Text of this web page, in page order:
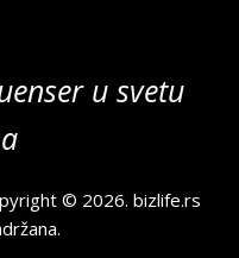
u svetu
© 2026.bizlife.rs